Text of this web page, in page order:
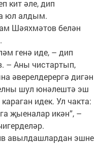
кит әле, дип
юл алдым.
Шәяхмәтов белән
генә иде, – дип
– Аны чистартып,
әверелдерергә дигән
шул юнәлештә эш
идек. Ул чакта:
җыеналар икән”, –
авылдашлардан эшне